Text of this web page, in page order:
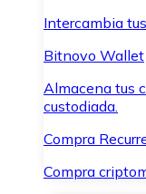
Intercambia
Bitnovo Wallet
Almacena tus
custodiada.
Compra
Compra